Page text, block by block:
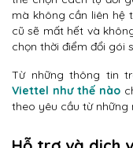
mà không cần liên hệ
cũ sẽ mất hết và
chọn thời điểm đổi gói
Từ những thông tin
Viettel như thế nào
theo yêu cầu từ những